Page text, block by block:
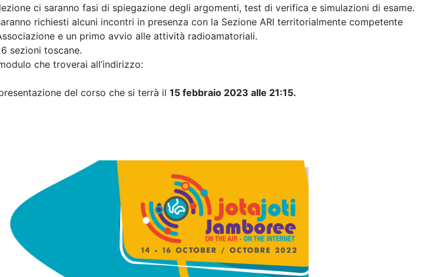
ci saranno fasi di spiegazione degli argomenti, test di verifica e simulazioni di esame.
richiesti alcuni incontri in presenza con la Sezione ARI territorialmente competente
e un primo avvio alle attività radioamatoriali.
sezioni toscane.
che troverai all’indirizzo:
del corso che si terrà il 15 febbraio 2023 alle 21:15.